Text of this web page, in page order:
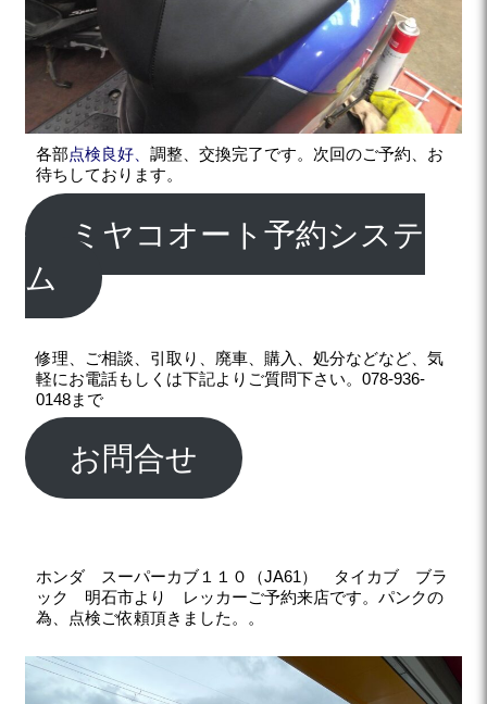
各部点検良好、調整、交換完了です。次回のご予約、お
待ちしております。
ミヤコオート予約システ
ム
修理、ご相談、引取り、廃車、購入、処分などなど、気
軽にお電話もしくは下記よりご質問下さい。078-936-
0148まで
お問合せ
ホンダ スーパーカブ１１０（JA61） タイカブ ブラ
ック 明石市より レッカーご予約来店です。パンクの
為、点検ご依頼頂きました。。